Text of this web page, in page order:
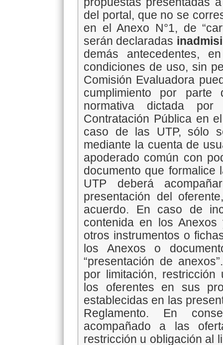
del portal, que no se
en el Anexo N°1, de
serán declaradas
demás antecedentes,
condiciones de uso, sin
Comisión Evaluadora
cumplimiento por
normativa dictada
Contratación Pública en
caso de las UTP, sólo
mediante la cuenta de
apoderado común con
documento que formalice
UTP deberá
presentación del
acuerdo. En caso de
contenida en los
otros instrumentos o
los Anexos o
“presentación de
por limitación,
los oferentes en sus
establecidas en las
Reglamento. En
acompañado a las
restricción u obligación al